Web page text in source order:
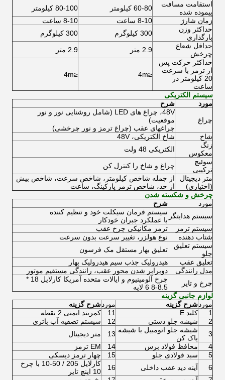
استقامت مسافت
پیموده شده
60-80 کیلومتر
80-100 کیلومتر
زمان شارژ
8-10 ساعت
8-10 ساعت
حداکثر وزن
بارگذاری
300 کیلوگرم
300 کیلوگرم
حداقل شعاع
چرخش
2.9 متر
2.9 متر
حداکثر حرکت پس
از ترمز با سرعت
20 کیلومتر در
ساعت
≤4m
≤4m
سیستم الکتریکی
مورد
شرح
چراغ
48V، چراغ های LED (شامل روشنایی نور و نور
موقعیت)
چراغهای عقب (چراغ ترمز و نور چرخشی)
شاخ
شاخ الکتریکی، 48V
زنگ
معکوس
الکتریکی 48 ولت
سوئیچ
ترکیبی
چراغ و شاخ را کنترل کن
متر دیجیتال
(اختیاری)
از جمله شاخص کیلومتر، شاخص سرعت، شاخص بیش
از حد، شاخص ترمز پارکینگ، ساعت
چرخش و شکسته شدن
مورد
شرح
سیستم هدایتگر سیستم فرمان سیکلت خود و تنظیم کننده
با عملکرد جبران خودکار
سیستم ترمز
ترمز مکانیکی چرخ عقب
شتاب دهنده
نوع هولزر، تغییر سرعت بدون سرعت
سیستم تعلیق
جلو
تعلیق بهار مستقل مک فرسون
تعلیق عقب
هیدرولیک جذب سیم هیدرولیک بهار
مدل رانندگی
دوبرابر شدن محور عقب، رانندگی مستقیم موتور
چرخ و تایر
چرخ آلومینیوم و ایالات متحده آمریکا کارلایل 18 *
8.5-8 6 لایه
لوازم جانبی گزینه
موردشرح گزینه موردشرح گزینه
1
کلید E 11
کمربند ایمنی 2 نقطه
2
شیشه جلو دستی 12
سیستم تصفیه آب باتری
3
شیشه جلو اتومبیل با شیشه
پاک کن
13
متر دیجیتال
4
محافظ فولاد برس 14
EM ترمز
5
سبد فولادی جلو 15
چهار ترمز دیسکی
6
آینه دید عقب داخلی 16
کارلایل 205 / 50-10 با چرخ
10 اینچ تایر